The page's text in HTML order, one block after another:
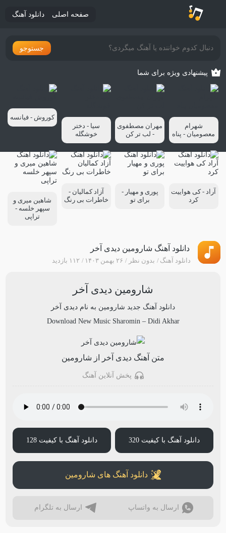
صفحه اصلی دانلود آهنگ
جستوجو
پیشنهادی ویژه برای شما
شهرام
معصومیان - پناه
مهران مصطفوی
- لب تر کن
سیا - دختر
خوشگله
کوروش - فیانسه
آراد - کی هواییت
کرد
پوری و مهیار -
برای تو
آزاد کمالیان -
خاطرات بی رنگ
شاهین میری و
سپهر خلسه -
تراپی
دانلود آهنگ شارومین دیدی آخر
دانلود آهنگ بدون نظر ۲۶ بهمن ۱۴۰۳ ۱۱۲ بازدید
شارومین دیدی آخر
دانلود آهنگ جدید شارومین به نام دیدی آخر
Download New Music Sharomin – Didi Akhar
متن آهنگ دیدی آخر از شارومین
پخش آنلاین آهنگ
دانلود آهنگ با کیفیت 320 دانلود آهنگ با کیفیت 128
دانلود آهنگ های شارومین
ارسال به واتساپ ارسال به تلگرام